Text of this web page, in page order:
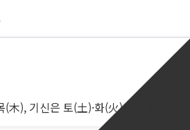
木), 기신은 토(土)·화(火)으로 공개합